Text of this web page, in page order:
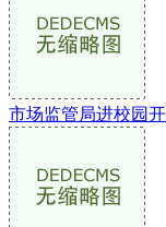
市场监管局进校园